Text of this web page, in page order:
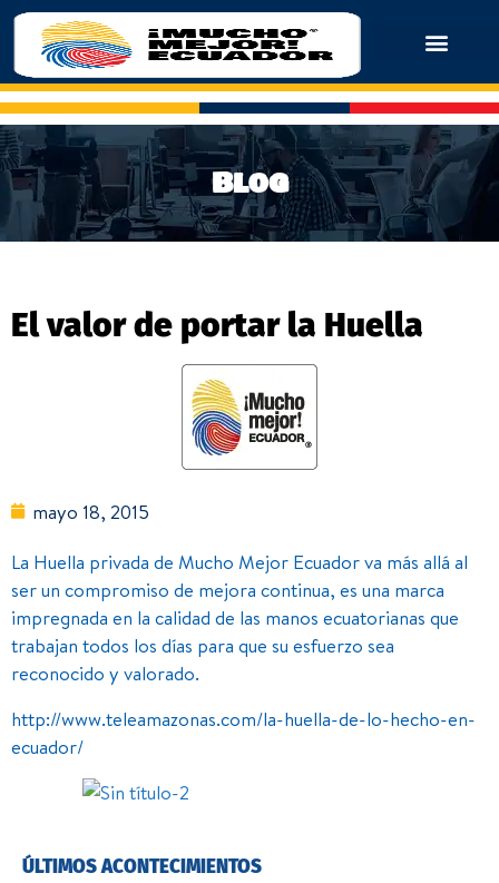
Blog
El valor de portar la Huella
mayo 18, 2015
La Huella privada de Mucho Mejor Ecuador va más allá al
ser un compromiso de mejora continua, es una marca
impregnada en la calidad de las manos ecuatorianas que
trabajan todos los días para que su esfuerzo sea
reconocido y valorado.
http://www.teleamazonas.com/la-huella-de-lo-hecho-en-
ecuador/
ÚLTIMOS ACONTECIMIENTOS